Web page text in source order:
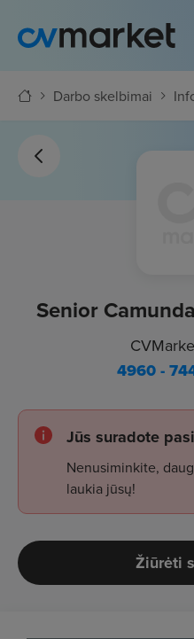
Darbo skelbimai
Senior
4960 -
Jūs suradote
Nenusiminkite,
laukia jūsų!
Žiūrėti